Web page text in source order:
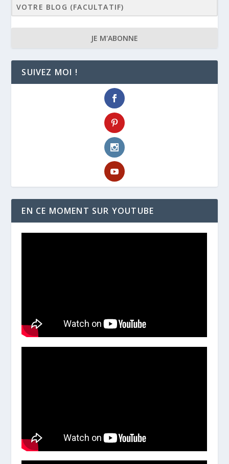
JE M'ABONNE
SUIVEZ MOI !
EN CE MOMENT SUR YOUTUBE